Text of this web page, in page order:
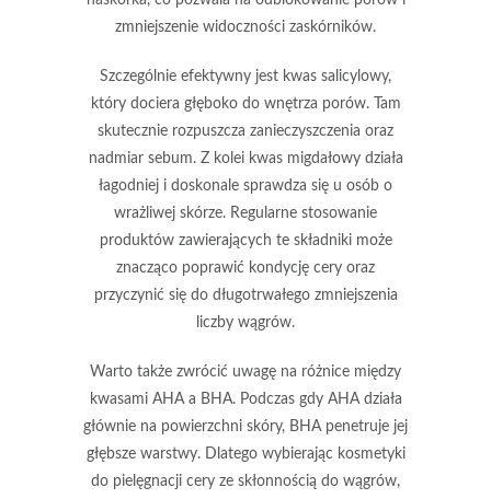
zmniejszenie widoczności zaskórników.
Szczególnie efektywny jest kwas salicylowy,
który dociera głęboko do wnętrza porów. Tam
skutecznie rozpuszcza zanieczyszczenia oraz
nadmiar sebum. Z kolei kwas migdałowy działa
łagodniej i doskonale sprawdza się u osób o
wrażliwej skórze. Regularne stosowanie
produktów zawierających te składniki może
znacząco poprawić kondycję cery oraz
przyczynić się do długotrwałego zmniejszenia
liczby wągrów.
Warto także zwrócić uwagę na różnice między
kwasami AHAa BHA. Podczas gdy AHAdziała
głównie na powierzchni skóry, BHApenetruje jej
głębsze warstwy. Dlatego wybierając kosmetyki
do pielęgnacji cery ze skłonnością do wągrów,